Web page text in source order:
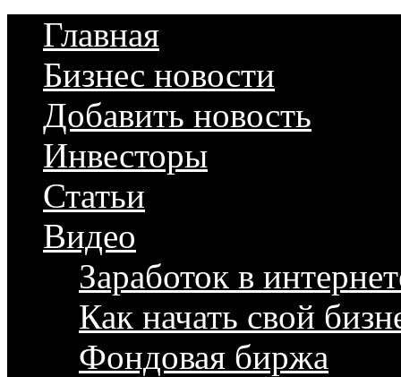
Главная
Бизнес новости
Добавить новость
Инвесторы
Статьи
Видео
Заработок в
Как начать свой
Фондовая биржа